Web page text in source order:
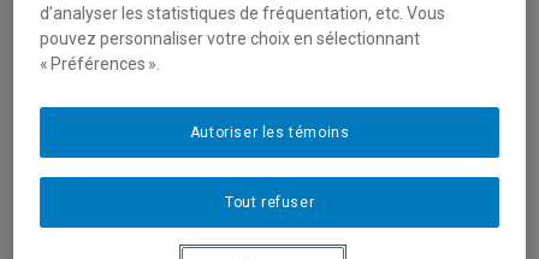
Destiny Tchéhouali
Professeur, Département de communication sociale et
Christian Agbobli
Co-Titulaire de la Chaire
Vice-recteur à la recherche, à la création et à la
d’analyser les statistiques de fréquentation, etc. Vous
pouvez personnaliser votre choix en sélectionnant
« Préférences ».
Tout refuser
Autoriser les témoins